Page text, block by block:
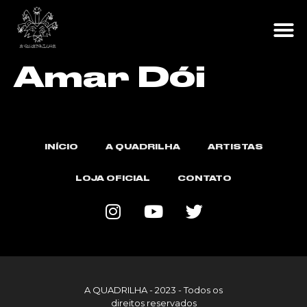
Amar Dói
INÍCIO A QUADRILHA ARTISTAS
LOJA OFICIAL CONTATO
A QUADRILHA - 2023 - Todos os
direitos reservados